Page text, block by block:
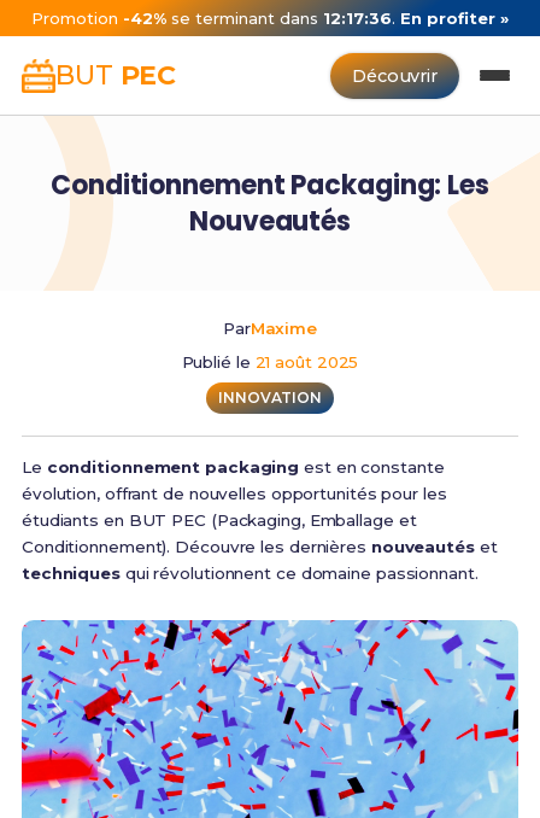
Promotion -42% se terminant dans 12:17:35. En profiter »
BUT PEC Découvrir
Conditionnement Packaging: Les
Nouveautés
ParMaxime
Publié le 21 août 2025
INNOVATION
Le conditionnement packaging est en constante
évolution, offrant de nouvelles opportunités pour les
étudiants en BUT PEC (Packaging, Emballage et
Conditionnement). Découvre les dernières nouveautéset
techniquesqui révolutionnent ce domaine passionnant.